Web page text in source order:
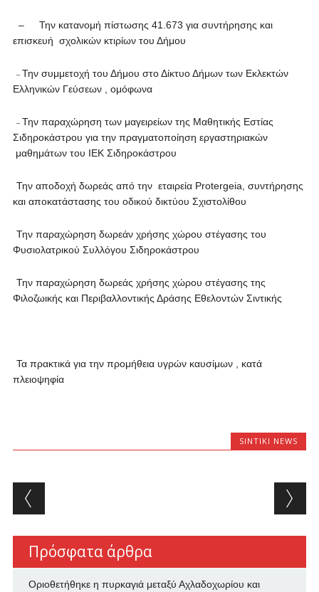
–
Την κατανομή πίστωσης 41.673 για συντήρησης και
επισκευή σχολικών κτιρίων του Δήμου
– Την συμμετοχή του Δήμου στο Δίκτυο Δήμων των Εκλεκτών
Ελληνικών Γεύσεων , ομόφωνα
– Την παραχώρηση των μαγειρείων της Μαθητικής Εστίας
Σιδηροκάστρου για την πραγματοποίηση εργαστηριακών
μαθημάτων του ΙΕΚ Σιδηροκάστρου
Την αποδοχή δωρεάς από την εταιρεία Protergeia , συντήρησης
και αποκατάστασης του οδικού δικτύου Σχιστολίθου
Την παραχώρηση δωρεάν χρήσης χώρου στέγασης του
Φυσιολατρικού Συλλόγου Σιδηροκάστρου
Την παραχώρηση δωρεάς χρήσης χώρου στέγασης της
Φιλοζωικής και Περιβαλλοντικής Δράσης Εθελοντών Σιντικής
Τα πρακτικά για την προμήθεια υγρών καυσίμων , κατά
πλειοψηφία
SINTIKI NEWS
Post navigation
Πρόσφατα άρθρα
Οριοθετήθηκε η πυρκαγιά μεταξύ Αχλαδοχωρίου και